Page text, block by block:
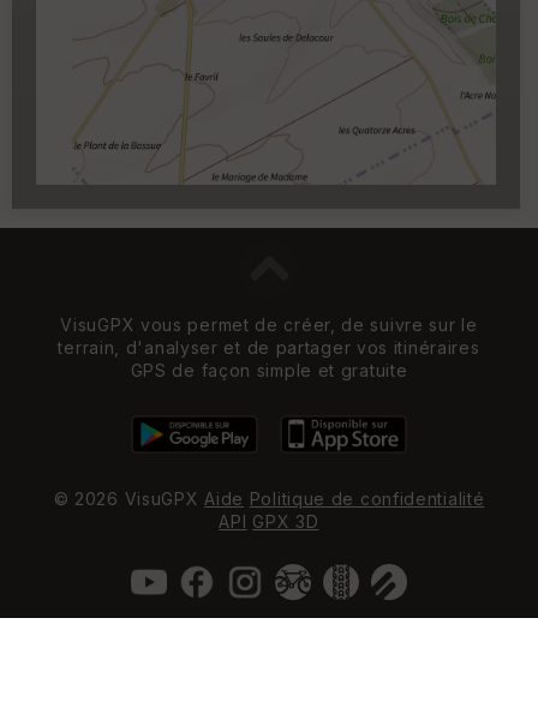
Carroyage UTM
(1km à partir du niveau de
zoom 14)
VisuGPX vous permet de créer, de suivre sur le
terrain, d'analyser et de partager vos itinéraires
GPS de façon simple et gratuite
© 2026 VisuGPX Aide Politique de confidentialité
API GPX 3D